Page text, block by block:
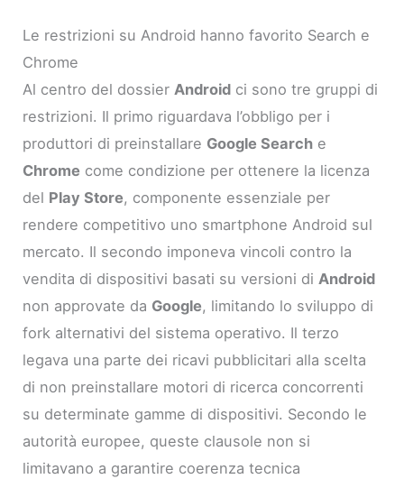
Le restrizioni su Android hanno favorito Search e
Chrome
Al centro del dossierAndroid ci sono tre gruppi di
restrizioni. Il primo riguardava l’obbligo per i
produttori di preinstallare Google Search e
Chrome come condizione per ottenere la licenza
del Play Store, componente essenziale per
rendere competitivo uno smartphone Android sul
mercato. Il secondo imponeva vincoli contro la
vendita di dispositivi basati su versioni diAndroid
non approvate da Google, limitando lo sviluppo di
fork alternativi del sistema operativo. Il terzo
legava una parte dei ricavi pubblicitari alla scelta
di non preinstallare motori di ricerca concorrenti
su determinate gamme di dispositivi. Secondo le
autorità europee, queste clausole non si
limitavano a garantire coerenza tecnica